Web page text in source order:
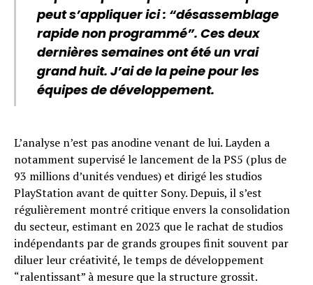
peut s’appliquer ici : “désassemblage
rapide non programmé”. Ces deux
dernières semaines ont été un vrai
grand huit. J’ai de la peine pour les
équipes de développement.
L’analyse n’est pas anodine venant de lui. Layden a
notamment supervisé le lancement de la PS5 (plus de
93 millions d’unités vendues) et dirigé les studios
PlayStation avant de quitter Sony. Depuis, il s’est
régulièrement montré critique envers la consolidation
du secteur, estimant en 2023 que le rachat de studios
indépendants par de grands groupes finit souvent par
diluer leur créativité, le temps de développement
“ralentissant” à mesure que la structure grossit.